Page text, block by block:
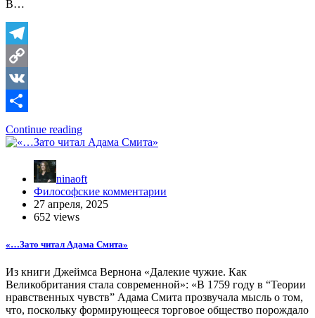
В…
Telegram
Copy
Link
VK
Отправить
Continue reading
ninaoft
Философские комментарии
27 апреля, 2025
652 views
«…Зато читал Адама Смита»
Из книги Джеймса Вернона «Далекие чужие. Как
Великобритания стала современной»: «В 1759 году в “Теории
нравственных чувств” Адама Смита прозвучала мысль о том,
что, поскольку формирующееся торговое общество порождало